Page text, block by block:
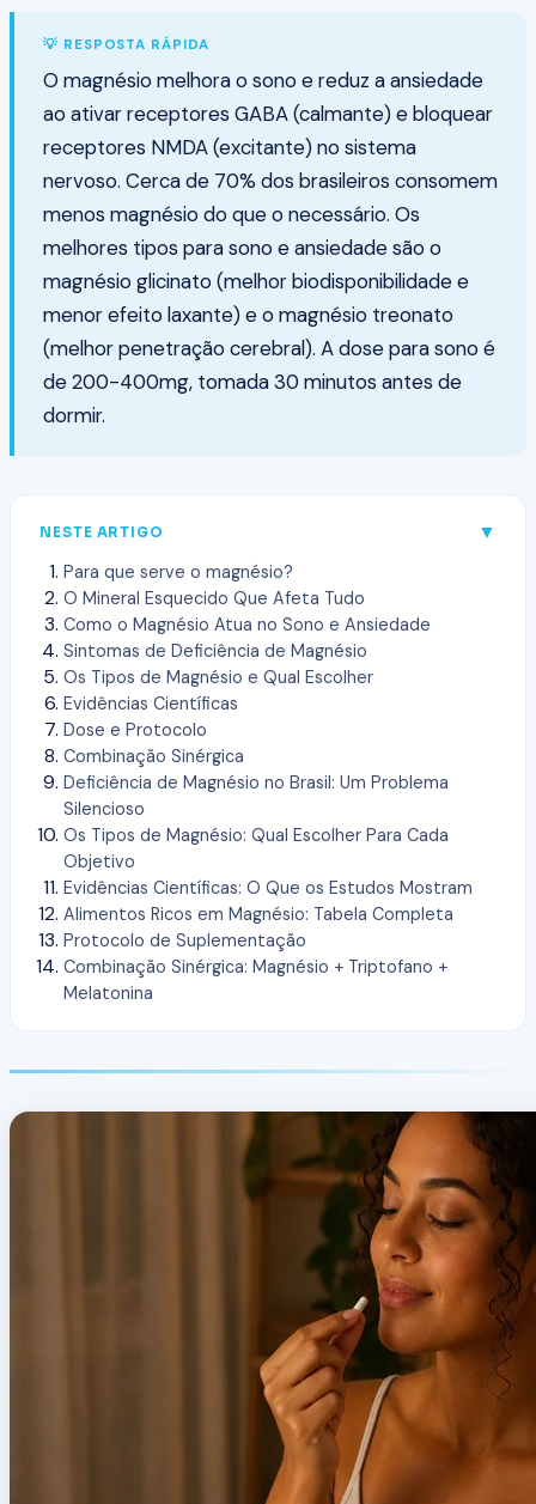
💡 RESPOSTA RÁPIDA
O magnésio melhora o sono e reduz a ansiedade
ao ativar receptores GABA (calmante) e bloquear
receptores NMDA (excitante) no sistema
nervoso. Cerca de 70% dos brasileiros consomem
menos magnésio do que o necessário. Os
melhores tipos para sono e ansiedade são o
magnésio glicinato (melhor biodisponibilidade e
menor efeito laxante) e o magnésio treonato
(melhor penetração cerebral). A dose para sono é
de 200-400mg, tomada 30 minutos antes de
dormir.
NESTE ARTIGO ▼
Para que serve o magnésio?
O Mineral Esquecido Que Afeta Tudo
Como o Magnésio Atua no Sono e Ansiedade
Sintomas de Deficiência de Magnésio
Os Tipos de Magnésio e Qual Escolher
Evidências Científicas
Dose e Protocolo
Combinação Sinérgica
Deficiência de Magnésio no Brasil: Um Problema
Silencioso
Os Tipos de Magnésio: Qual Escolher Para Cada
Objetivo
Evidências Científicas: O Que os Estudos Mostram
Alimentos Ricos em Magnésio: Tabela Completa
Protocolo de Suplementação
Combinação Sinérgica: Magnésio + Triptofano +
Melatonina